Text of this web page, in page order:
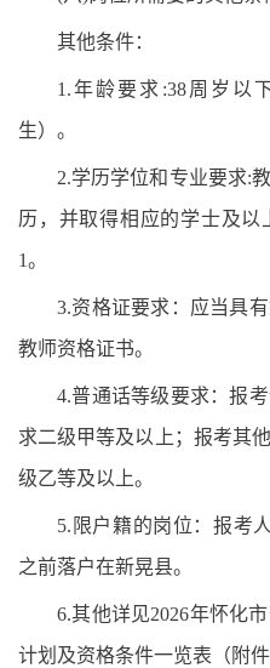
其他条件：
1.年龄要求:38周岁以
生）。
2.学历学位和专业要求:
历，并取得相应的学士及
1。
3.资格证要求：应当具
教师资格证书。
4.普通话等级要求：报
求二级甲等及以上；报考其
级乙等及以上。
5.限户籍的岗位：报考
之前落户在新晃县。
6.其他详见2026年怀化
计划及资格条件一览表（附件